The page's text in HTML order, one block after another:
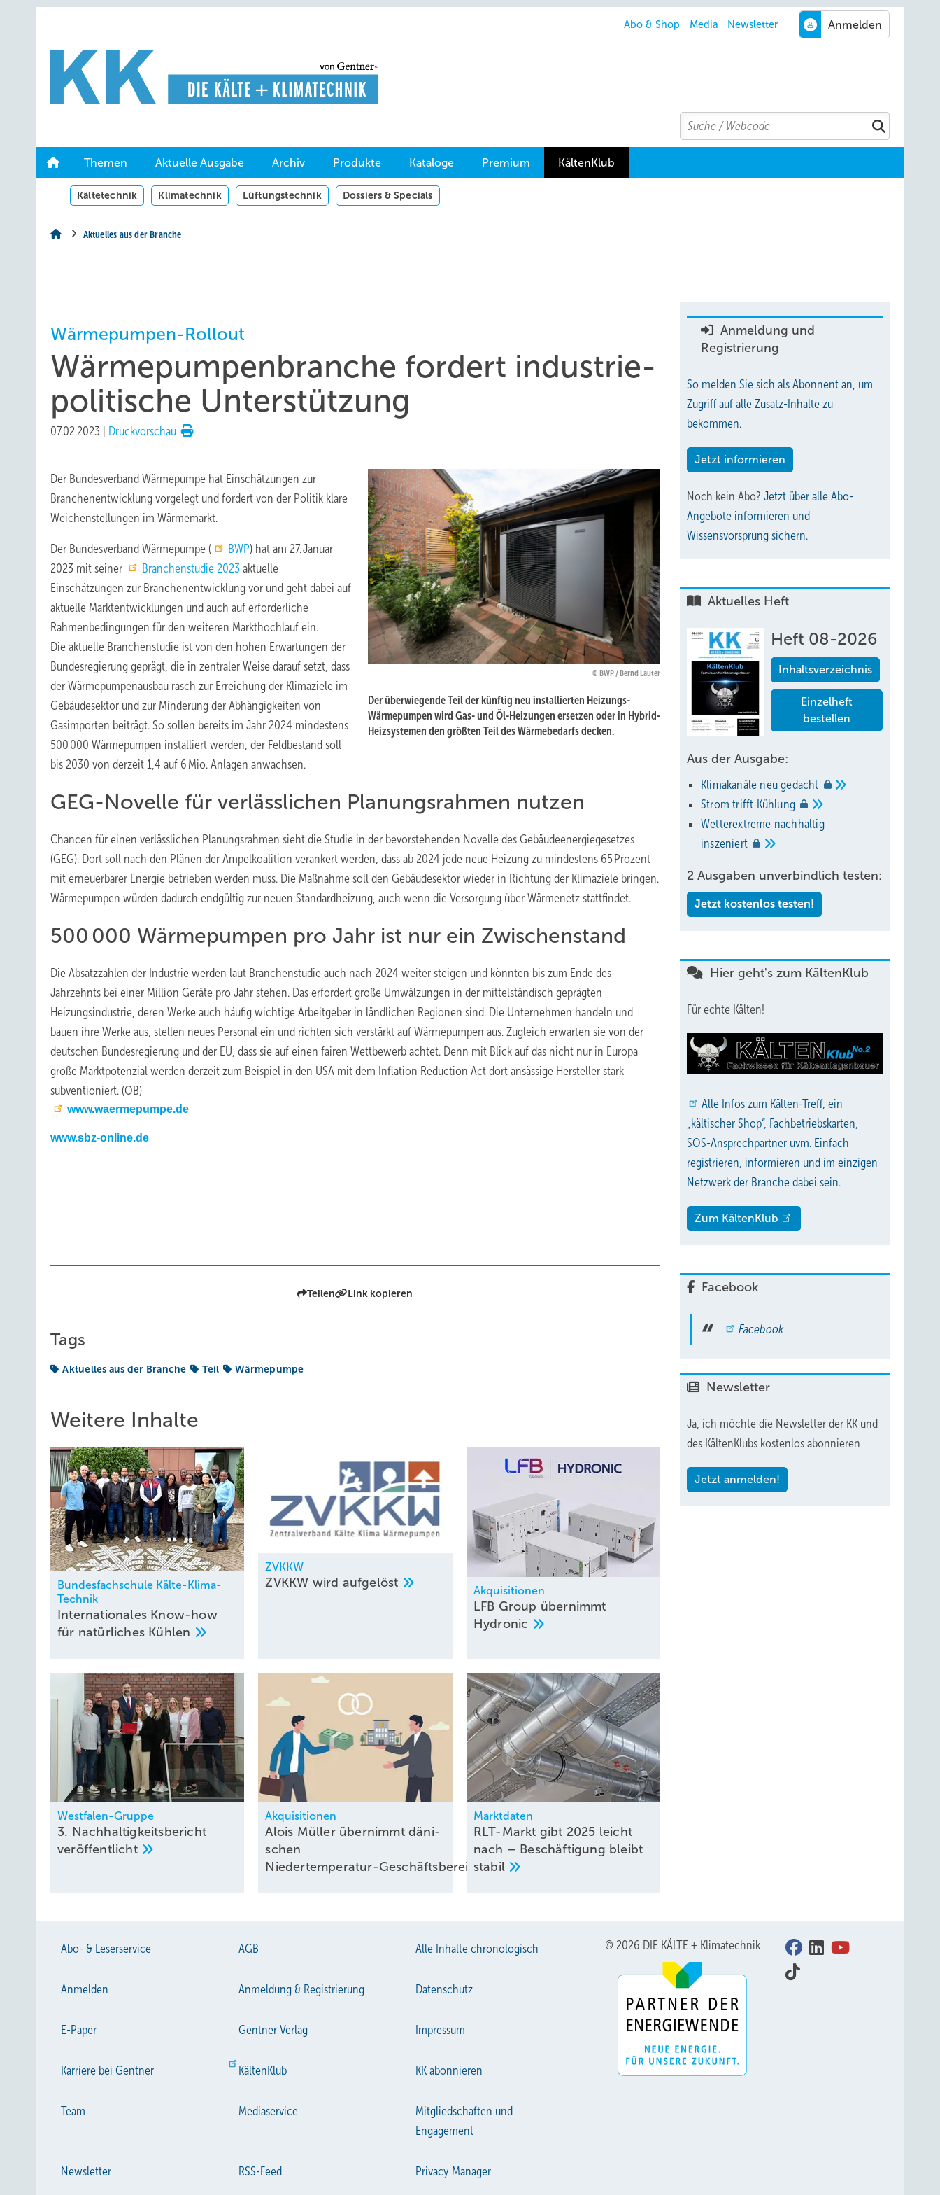
Hauptinhalt
Hauptmenü
Abo & Shop Media Newsletter
Search
Suchen
Themen Aktuelle Ausgabe Archiv Produkte Kataloge Premium KältenKlub
Kältetechnik Klimatechnik Lüftungstechnik Dossiers & Specials
Aktuelles aus der Branche
Wärmepumpen-Rollout
Wärme­pumpen­branche fordert industrie­
politische Unterstützung
07.02.2023 Druckvorschau
BWP / Bernd Lauter
Der überwiegende Teil der künftig neu installierten Heizungs-
Wärmepumpen wird Gas- und Öl-Heizungen ersetzen oder in Hybrid-
Heizsystemen den größten Teil des Wärmebedarfs decken.
Der Bundesverband Wärmepumpe hat Einschätzungen zur
Branchenentwicklung vorgelegt und fordert von der Politik klare
Weichenstellungen im Wärmemarkt.
Der Bundesverband Wärmepumpe ( BWP) hat am 27. Januar
2023 mit seiner
Branchenstudie 2023 aktuelle
Einschätzungen zur Branchenentwicklung vor und geht dabei auf
aktuelle Marktentwicklungen und auch auf erforderliche
Rahmenbedingungen für den weiteren Markthochlauf ein.
Die aktuelle Branchenstudie ist von den hohen Erwartungen der
Bundesregierung geprägt, die in zentraler Weise darauf setzt, dass
der Wärmepumpenausbau rasch zur Erreichung der Klimaziele im
Gebäudesektor und zur Minderung der Abhängigkeiten von
Gasimporten beiträgt. So sollen bereits im Jahr 2024 mindestens
500 000 Wärmepumpen installiert werden, der Feldbestand soll
bis 2030 von derzeit 1,4 auf 6 Mio. Anlagen anwachsen.
GEG-Novelle für verlässlichen Planungsrahmen nutzen
Chancen für einen verlässlichen Planungsrahmen sieht die Studie in der bevorstehenden Novelle des Gebäudeenergiegesetzes
(GEG). Dort soll nach den Plänen der Ampelkoalition verankert werden, dass ab 2024 jede neue Heizung zu mindestens 65 Prozent
mit erneuerbarer Energie betrieben werden muss. Die Maßnahme soll den Gebäudesektor wieder in Richtung der Klimaziele bringen.
Wärmepumpen würden dadurch endgültig zur neuen Standardheizung, auch wenn die Versorgung über Wärmenetz stattfindet.
500 000 Wärmepumpen pro Jahr ist nur ein Zwischenstand
Die Absatzzahlen der Industrie werden laut Branchenstudie auch nach 2024 weiter steigen und könnten bis zum Ende des
Jahrzehnts bei einer Million Geräte pro Jahr stehen. Das erfordert große Umwälzungen in der mittelständisch geprägten
Heizungsindustrie, deren Werke auch häufig wichtige Arbeitgeber in ländlichen Regionen sind. Die Unternehmen handeln und
bauen ihre Werke aus, stellen neues Personal ein und richten sich verstärkt auf Wärmepumpen aus. Zugleich erwarten sie von der
deutschen Bundesregierung und der EU, dass sie auf einen fairen Wettbewerb achtet. Denn mit Blick auf das nicht nur in Europa
große Marktpotenzial werden derzeit zum Beispiel in den USA mit dem Inflation Reduction Act dort ansässige Hersteller stark
subventioniert. (OB)
www.waermepumpe.de
www.sbz-online.de
Teilen Link kopieren
Tags
Aktuelles aus der Branche Teil Wärmepumpe
Weitere Inhalte
Bundesfachschule Kälte-Klima-
Technik
Internationales Know-how
für natürliches Kühlen
ZVKKW
ZVKKW wird aufgelöst
Akquisitionen
LFB Group übernimmt
Hydronic
Westfalen-Gruppe
3. Nachhaltigkeitsbericht
veröffentlicht
Akquisitionen
Alois Müller über­nimmt dä­ni­
schen
Nie­der­tem­pe­ra­tur-Geschäfts­be­reich
Marktdaten
RLT-Markt gibt 2025 leicht
nach – Beschäftigung bleibt
stabil
Anmeldung und
Registrierung
So melden Sie sich als Abonnent an, um
Zugriff auf alle Zusatz-Inhalte zu
bekommen.
Jetzt informieren
Noch kein Abo? Jetzt über alle Abo-
Angebote informieren und
Wissensvorsprung sichern.
Aktuelles Heft
Heft 08-2026
Inhaltsverzeichnis
Einzelheft
bestellen
Aus der Ausgabe:
Klimakanäle neugedacht
Strom trifft Kühlung
Wetterextreme nachhaltig
inszeniert
2 Ausgaben unverbindlich testen:
Jetzt kostenlos testen!
Hier geht's zum KältenKlub
Für echte Kälten!
Alle Infos zum Kälten-Treff, ein
„kältischer Shop“, Fachbetriebskarten,
SOS-Ansprechpartner uvm. Einfach
registrieren, informieren und im einzigen
Netzwerk der Branche dabei sein.
Zum KältenKlub
Facebook
Facebook
Newsletter
Ja, ich möchte die Newsletter der KK und
des KältenKlubs kostenlos abonnieren
Jetzt anmelden!
Abo- & Leserservice AGB Alle Inhalte chronologisch
Anmelden Anmeldung & Registrierung Datenschutz
E-Paper Gentner Verlag Impressum
Karriere bei Gentner KältenKlub KK abonnieren
Team Mediaservice
Mitgliedschaften und
Engagement
Newsletter RSS-Feed Privacy Manager
© 2026 DIE KÄLTE + Klimatechnik